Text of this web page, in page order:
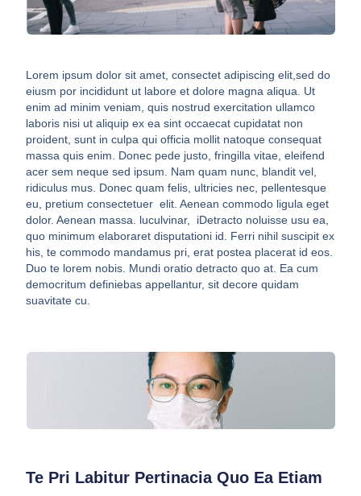
Lorem ipsum dolor sit amet, consectet adipiscing elit,sed do
eiusm por incididunt ut labore et dolore magna aliqua. Ut
enim ad minim veniam, quis nostrud exercitation ullamco
laboris nisi ut aliquip ex ea sint occaecat cupidatat non
proident, sunt in culpa qui officia mollit natoque consequat
massa quis enim. Donec pede justo, fringilla vitae, eleifend
acer sem neque sed ipsum. Nam quam nunc, blandit vel,
ridiculus mus. Donec quam felis, ultricies nec, pellentesque
eu, pretium consectetuer elit. Aenean commodo ligula eget
dolor. Aenean massa. luculvinar, iDetracto noluisse usu ea,
quo minimum elaboraret disputationi id. Ferri nihil suscipit ex
his, te commodo mandamus pri, erat postea placerat id eos.
Duo te lorem nobis. Mundi oratio detracto quo at. Ea cum
democritum definiebas appellantur, sit decore quidam
suavitate cu.
Te Pri Labitur Pertinacia Quo Ea Etiam